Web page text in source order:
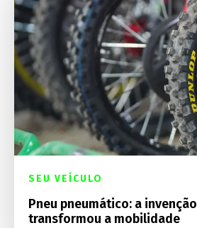
SEU VEÍCULO
Pneu pneumático: a
transformou a mobilidade